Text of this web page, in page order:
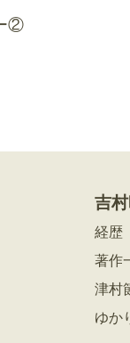
吉
経歴
著作
津村
ゆか